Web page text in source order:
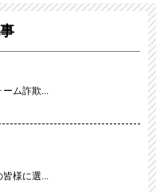
ム詐欺...
様に選...